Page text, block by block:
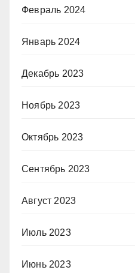
Февраль 2024
Январь 2024
Декабрь 2023
Ноябрь 2023
Октябрь 2023
Сентябрь 2023
Август 2023
Июль 2023
Июнь 2023